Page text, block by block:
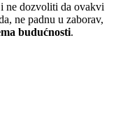
ne dozvoliti da ovakvi
ne padnu u zaborav,
budućnosti.